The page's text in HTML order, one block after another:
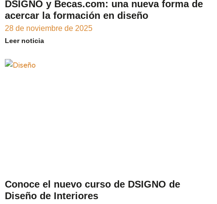
DSIGNO y Becas.com: una nueva forma de
acercar la formación en diseño
28 de noviembre de 2025
Leer noticia
Conoce el nuevo curso de DSIGNO de
Diseño de Interiores